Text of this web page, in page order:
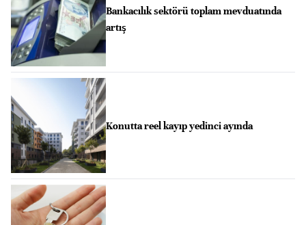
Bankacılık sektörü toplam mevduatında
artış
Konutta reel kayıp yedinci ayında